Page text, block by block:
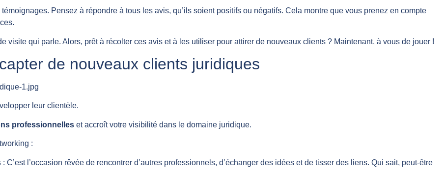
Pensez à répondre à tous les avis, qu’ils soient positifs ou négatifs. Cela montre que vous prenez en compte
visite qui parle. Alors, prêt à récolter ces avis et à les utiliser pour attirer de nouveaux clients ? Maintenant, à vous de jouer !
de nouveaux clients juridiques
leur clientèle.
professionnelles et accroît votre visibilité dans le domaine juridique.
:
: C’est l’occasion rêvée de rencontrer d’autres professionnels, d’échanger des idées et de tisser des liens. Qui sait, peut-être